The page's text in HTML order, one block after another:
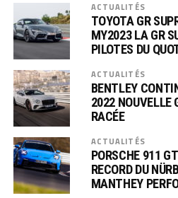
ACTUALITÉS
TOYOTA GR
MY2023 LA GR
PILOTES DU
ACTUALITÉS
BENTLEY
2022 NOUVELLE
RACÉE
ACTUALITÉS
PORSCHE 911
RECORD DU
MANTHEY